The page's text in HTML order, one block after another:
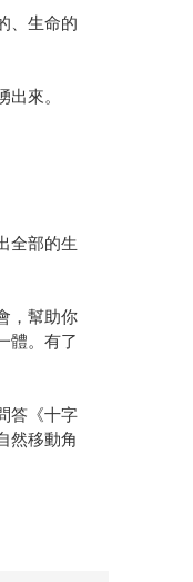
、生命的
來。
全部的生
，幫助你
體。有了
答《十字
然移動角